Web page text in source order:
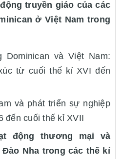
truyền giáo của các
ở Việt Nam trong
Dominican và Việt Nam:
từ cuối thế kỉ XVI đến
và phát triển sự nghiệp
đến cuối thế kỉ XVII
động thương mại và
Nha trong các thế kỉ